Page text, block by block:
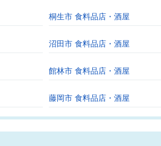
桐生市 食料品店・酒屋
沼田市 食料品店・酒屋
館林市 食料品店・酒屋
藤岡市 食料品店・酒屋